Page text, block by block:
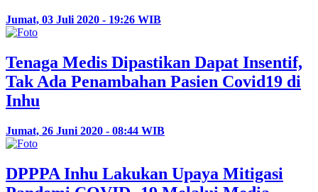
Jumat, 03 Juli 2020 - 19:26 WIB
Tenaga Medis Dipastikan Dapat Insentif,
Tak Ada Penambahan Pasien Covid19 di
Inhu
Jumat, 26 Juni 2020 - 08:44 WIB
DPPPA Inhu Lakukan Upaya Mitigasi